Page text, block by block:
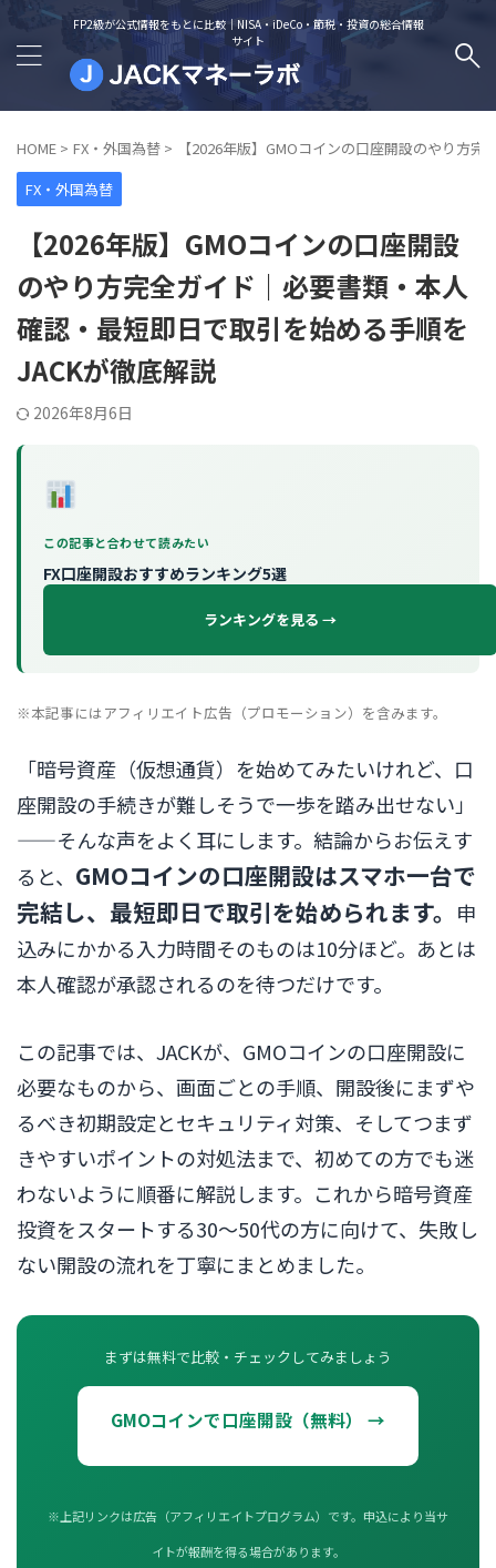
FP2級が公式情報をもとに比較｜NISA・iDeCo・節税・投資の総合情報
サイト
HOME > FX・外国為替 >
【2026年版】GMOコインの口座開設のやり方
FX・外国為替
【2026年版】GMOコインの口座開設
のやり方完全ガイド｜必要書類・本人
確認・最短即日で取引を始める手順を
JACKが徹底解説
2026年8月6日
この記事と合わせて読みたい
FX口座開設おすすめランキング5選
ランキングを見る →
※本記事にはアフィリエイト広告（プロモーション）を含みます。
「暗号資産（仮想通貨）を始めてみたいけれど、口
座開設の手続きが難しそうで一歩を踏み出せない」
——そんな声をよく耳にします。結論からお伝えす
ると、 GMOコインの口座開設はスマホ一台で
完結し、最短即日で取引を始められます。 申
込みにかかる入力時間そのものは10分ほど。あとは
本人確認が承認されるのを待つだけです。
この記事では、JACKが、GMOコインの口座開設に
必要なものから、画面ごとの手順、開設後にまずや
るべき初期設定とセキュリティ対策、そしてつまず
きやすいポイントの対処法まで、初めての方でも迷
わないように順番に解説します。これから暗号資産
投資をスタートする30〜50代の方に向けて、失敗し
ない開設の流れを丁寧にまとめました。
まずは無料で比較・チェックしてみましょう
GMOコインで口座開設（無料） →
※上記リンクは広告（アフィリエイトプログラム）です。申込により当サ
イトが報酬を得る場合があります。